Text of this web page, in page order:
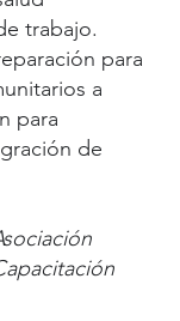
trabajo.
para
a
para
de